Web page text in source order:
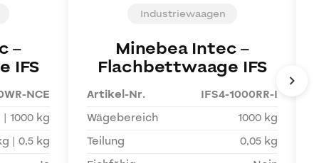
–
IFS
NCE
1000 kg
| 0,5 kg
Industriewaagen
Minebea Intec–
Flachbettwaage IFS
Artikel-Nr.
IFS4-1000RR-I
Wägebereich
1000 kg
Teilung
0,05 kg